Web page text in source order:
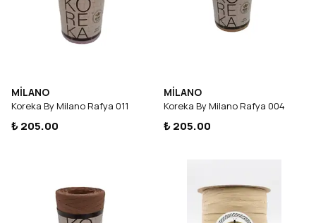
MİLANO
Koreka By Milano Rafya 011
₺ 205.00
MİLANO
Koreka By Milano Rafya 004
₺ 205.00